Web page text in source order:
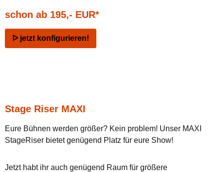
schon ab 195,- EUR*
ᐅ jetzt konfigurieren!
Stage Riser MAXI
Eure Bühnen werden größer? Kein problem! Unser MAXI
StageRiser bietet genügend Platz für eure Show!
Jetzt habt ihr auch genügend Raum für größere